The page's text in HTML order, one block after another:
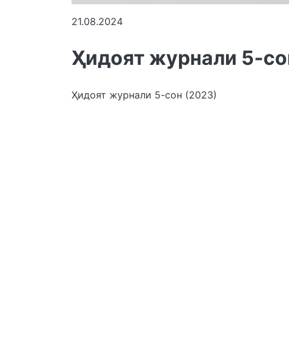
21.08.2024
Ҳидоят журнали 5-
Ҳидоят журнали 5-сон (2023)